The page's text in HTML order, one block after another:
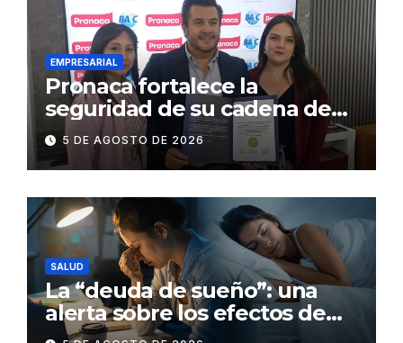
EMPRESARIAL
Pronaca fortalece la
seguridad de su cadena de
suministro con certificación
BASC en dos plantas
5 DE AGOSTO DE 2026
SALUD
La “deuda de sueño”: una
alerta sobre los efectos de
dormir mal en la salud física y